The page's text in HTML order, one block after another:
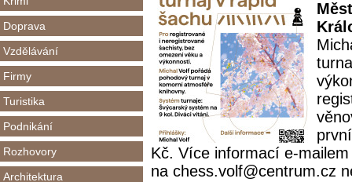
Doprava
Vzdělávání
Firmy
Turistika
Podnikání
Rozhovory
Architektura
Kč. Více informací e-mailem
na chess.volf@centrum.cz